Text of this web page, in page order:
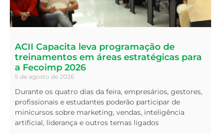
ACII Capacita leva programação de
treinamentos em áreas estratégicas para
a Fecoimp 2026
5 de agosto de 2026
Durante os quatro dias da feira, empresários, gestores,
profissionais e estudantes poderão participar de
minicursos sobre marketing, vendas, inteligência
artificial, liderança e outros temas ligados